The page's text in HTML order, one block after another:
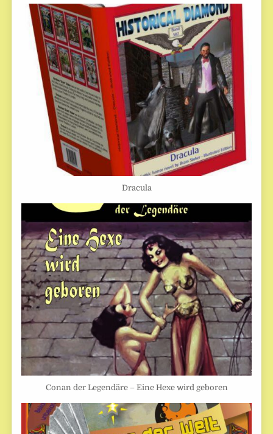
Dracula
Conan der Legendäre – Eine Hexe wird geboren